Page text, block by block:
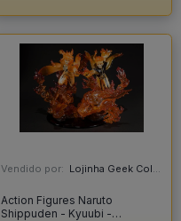
Vendido por: Lojinha Geek Colecionáveis - DF
Action Figures Naruto
Shippuden - Kyuubi -